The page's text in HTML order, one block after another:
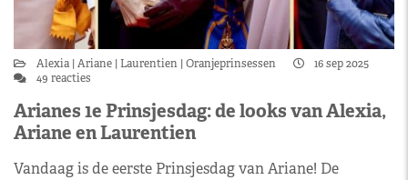
Alexia Ariane Laurentien Oranjeprinsessen
16 sep 2025
49 reacties
Arianes 1e Prinsjesdag: de looks van Alexia,
Ariane en Laurentien
Vandaag is de eerste Prinsjesdag van Ariane! De